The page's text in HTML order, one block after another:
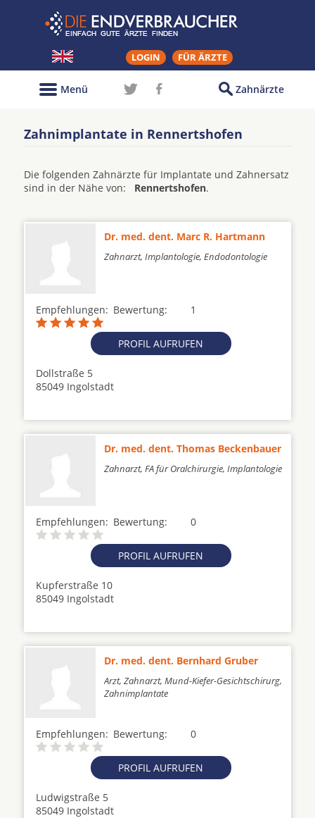
LOGIN FÜR ÄRZTE
Zahnärzte
Menü
Zahnimplantate in Rennertshofen
Die folgenden Zahnärzte für Implantate und Zahnersatz
sind in der Nähe von: Rennertshofen.
Dr. med. dent. Marc R. Hartmann
Zahnarzt, Implantologie, Endodontologie
Empfehlungen: 1
Bewertung:
PROFIL AUFRUFEN
Dollstraße 5
85049 Ingolstadt
Dr. med. dent. Thomas Beckenbauer
Zahnarzt, FA für Oralchirurgie, Implantologie
Empfehlungen: 0
Bewertung:
PROFIL AUFRUFEN
Kupferstraße 10
85049 Ingolstadt
Dr. med. dent. Bernhard Gruber
Arzt, Zahnarzt, Mund-Kiefer-Gesichtschirurg,
Zahnimplantate
Empfehlungen: 0
Bewertung:
PROFIL AUFRUFEN
Ludwigstraße 5
85049 Ingolstadt